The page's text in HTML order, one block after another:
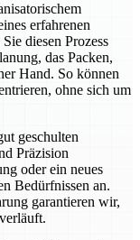
erfahrenen
diesen Prozess
das Packen,
Hand. So können
ohne sich um
geschulten
Präzision
oder ein neues
Bedürfnissen an.
garantieren wir,